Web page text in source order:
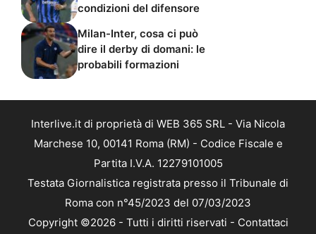
condizioni del difensore
Milan-Inter, cosa ci può
dire il derby di domani: le
probabili formazioni
Interlive.it di proprietà di WEB 365 SRL - Via Nicola
Marchese 10, 00141 Roma (RM) - Codice Fiscale e
Partita I.V.A. 12279101005
Testata Giornalistica registrata presso il Tribunale di
Roma con n°45/2023 del 07/03/2023
Copyright ©2026 - Tutti i diritti riservati - Contattaci